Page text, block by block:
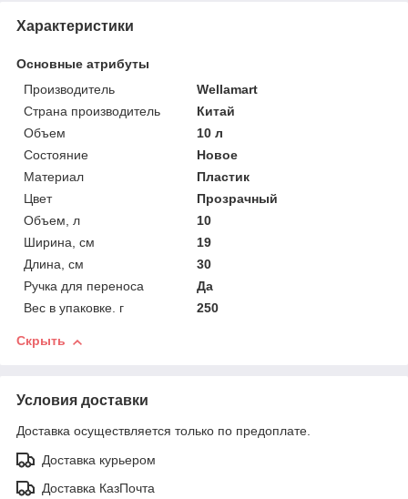
Характеристики
Основные атрибуты
Производитель
Wellamart
Страна производитель
Китай
Объем
10 л
Состояние
Новое
Материал
Пластик
Цвет
Прозрачный
Объем, л
10
Ширина, см
19
Длина, см
30
Ручка для переноса
Да
Вес в упаковке. г
250
Скрыть
Условия доставки
Доставка осуществляется только по предоплате.
Доставка курьером
Доставка КазПочта